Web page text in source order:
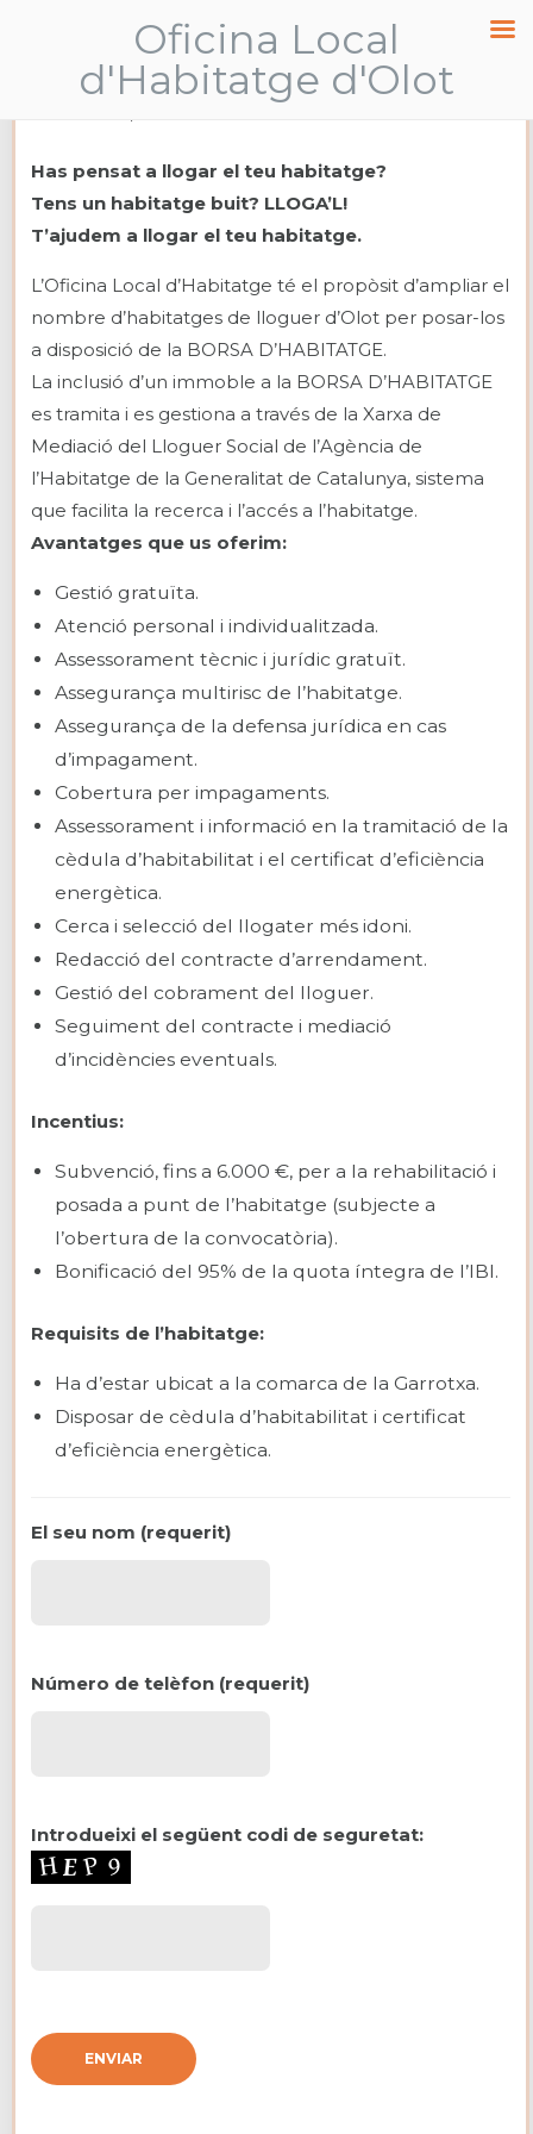
Oficina Local
d'Habitatge d'Olot
Propietari
Has pensat a llogar el teu habitatge?
Tens un habitatge buit? LLOGA’L!
T’ajudem a llogar el teu habitatge.
L’Oficina Local d’Habitatge té el propòsit d’ampliar el
nombre d’habitatges de lloguer d’Olot per posar-los
a disposició de la BORSA D’HABITATGE.
La inclusió d’un immoble a la BORSA D’HABITATGE
es tramita i es gestiona a través de la Xarxa de
Mediació del Lloguer Social de l’Agència de
l’Habitatge de la Generalitat de Catalunya, sistema
que facilita la recerca i l’accés a l’habitatge.
Avantatges que us oferim:
Gestió gratuïta.
Atenció personal i individualitzada.
Assessorament tècnic i jurídic gratuït.
Assegurança multirisc de l’habitatge.
Assegurança de la defensa jurídica en cas
d’impagament.
Cobertura per impagaments.
Assessorament i informació en la tramitació de la
cèdula d’habitabilitat i el certificat d’eficiència
energètica.
Cerca i selecció del llogater més idoni.
Redacció del contracte d’arrendament.
Gestió del cobrament del lloguer.
Seguiment del contracte i mediació
d’incidències eventuals.
Incentius:
Subvenció, fins a 6.000 €, per a la rehabilitació i
posada a punt de l’habitatge (subjecte a
l’obertura de la convocatòria).
Bonificació del 95% de la quota íntegra de l’IBI.
Requisits de l’habitatge:
Ha d’estar ubicat a la comarca de la Garrotxa.
Disposar de cèdula d’habitabilitat i certificat
d’eficiència energètica.
El seu nom (requerit)
Número de telèfon (requerit)
Introdueixi el següent codi de seguretat: